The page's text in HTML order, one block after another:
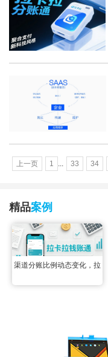
上一页 1 33 34
精品案例
渠道分账比例动态变化，拉
卡拉钱账通配置变更实时生